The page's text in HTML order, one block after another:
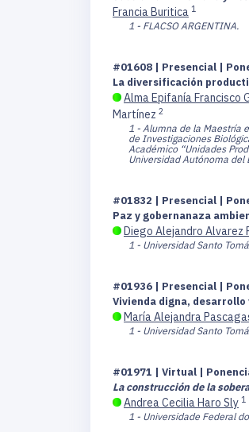
Francia Buritica 1
1 - FLACSO ARGENTINA.
#01608 | Presencial |
La diversificación
Alma Epifanía Francisco
Martínez 2
1 - Alumna de la Maestría
de Investigaciones
Académico “Unidades
Universidad Autónoma del
#01832 | Presencial |
Paz y gobernanaza
Diego Alejandro Alvarez
1 - Universidad Santo
#01936 | Presencial |
Vivienda digna,
María Alejandra
1 - Universidad Santo
#01971 | Virtual |
La construcción de la
Andrea Cecilia Haro Sly 1
1 - Universidade Federal